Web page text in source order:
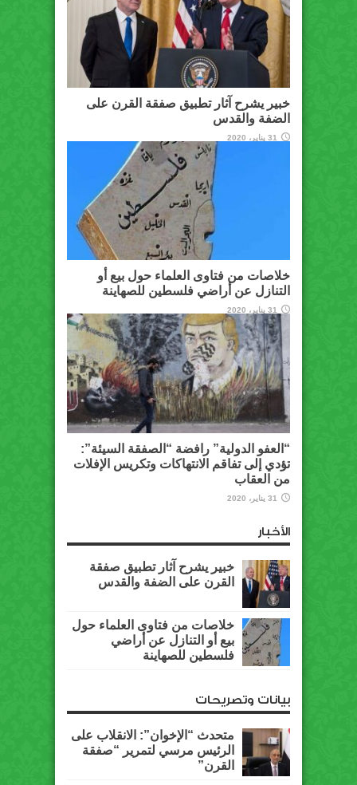
خبير يشرح آثار تطبيق صفقة القرن على
الضفة والقدس
31 يناير، 2020
خلاصات من فتاوى العلماء حول بيع أو
التنازل عن أراضي فلسطين للصهاينة
31 يناير، 2020
“العفو الدولية” رافضة “الصفقة السيئة”:
تؤدي إلى تفاقم الانتهاكات وتكريس الإفلات
من العقاب
31 يناير، 2020
الأخبار
خبير يشرح آثار تطبيق صفقة
القرن على الضفة والقدس
خلاصات من فتاوى العلماء حول
بيع أو التنازل عن أراضي
فلسطين للصهاينة
بيانات وتصريحات
متحدث “الإخوان”: الانقلاب على
الرئيس مرسي لتمرير “صفقة
القرن”